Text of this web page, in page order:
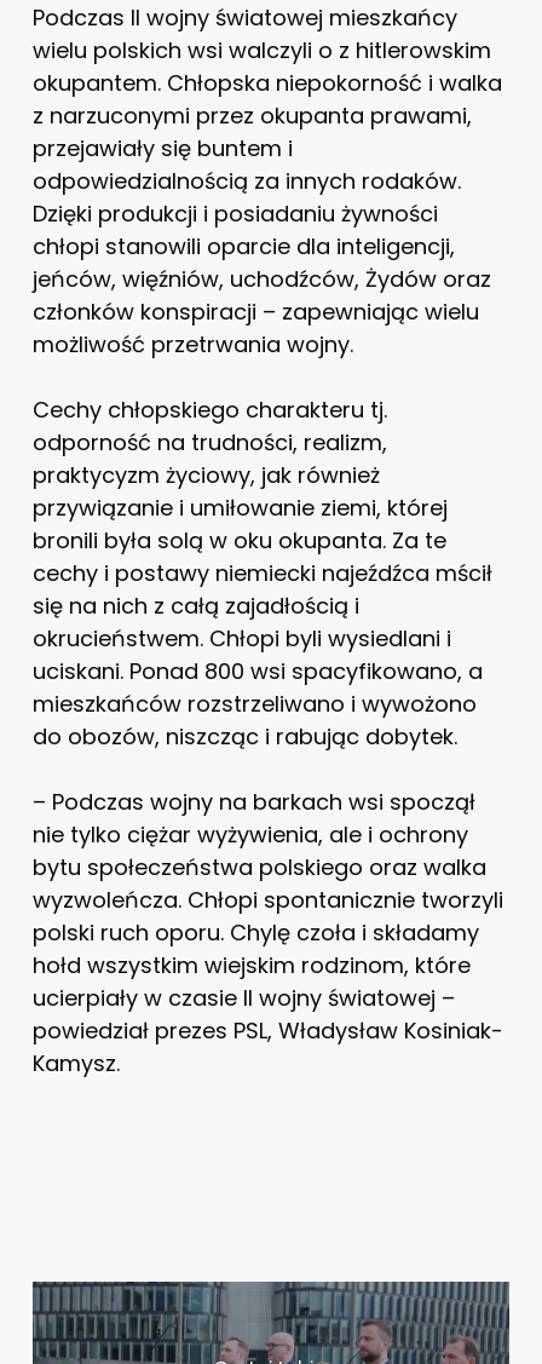
Podczas II wojny światowej mieszkańcy
wielu polskich wsi walczyli o z hitlerowskim
okupantem. Chłopska niepokorność i walka
z narzuconymi przez okupanta prawami,
przejawiały się buntem i
odpowiedzialnością za innych rodaków.
Dzięki produkcji i posiadaniu żywności
chłopi stanowili oparcie dla inteligencji,
jeńców, więźniów, uchodźców, Żydów oraz
członków konspiracji – zapewniając wielu
możliwość przetrwania wojny.
Cechy chłopskiego charakteru tj.
odporność na trudności, realizm,
praktycyzm życiowy, jak również
przywiązanie i umiłowanie ziemi, której
bronili była solą w oku okupanta. Za te
cechy i postawy niemiecki najeźdźca mścił
się na nich z całą zajadłością i
okrucieństwem. Chłopi byli wysiedlani i
uciskani. Ponad 800 wsi spacyfikowano, a
mieszkańców rozstrzeliwano i wywożono
do obozów, niszcząc i rabując dobytek.
– Podczas wojny na barkach wsi spoczął
nie tylko ciężar wyżywienia, ale i ochrony
bytu społeczeństwa polskiego oraz walka
wyzwoleńcza. Chłopi spontanicznie tworzyli
polski ruch oporu. Chylę czoła i składamy
hołd wszystkim wiejskim rodzinom, które
ucierpiały w czasie II wojny światowej –
powiedział prezes PSL, Władysław Kosiniak-
Kamysz.